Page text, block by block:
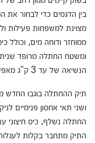
בין הדגמים כדי לבחור את
מצוינת למשפחות פעילות
הנשיאה של עד 3 ק"ג מאפשרות לארוז ציוד לכל יום שלם מחוץ לבית.
תיק ההחתלה בוגבו החדש
ושני תאי אחסון פנימיים
החתלה נשלף, כיס חיצוני
התיק מתחבר בקלות לעגלות